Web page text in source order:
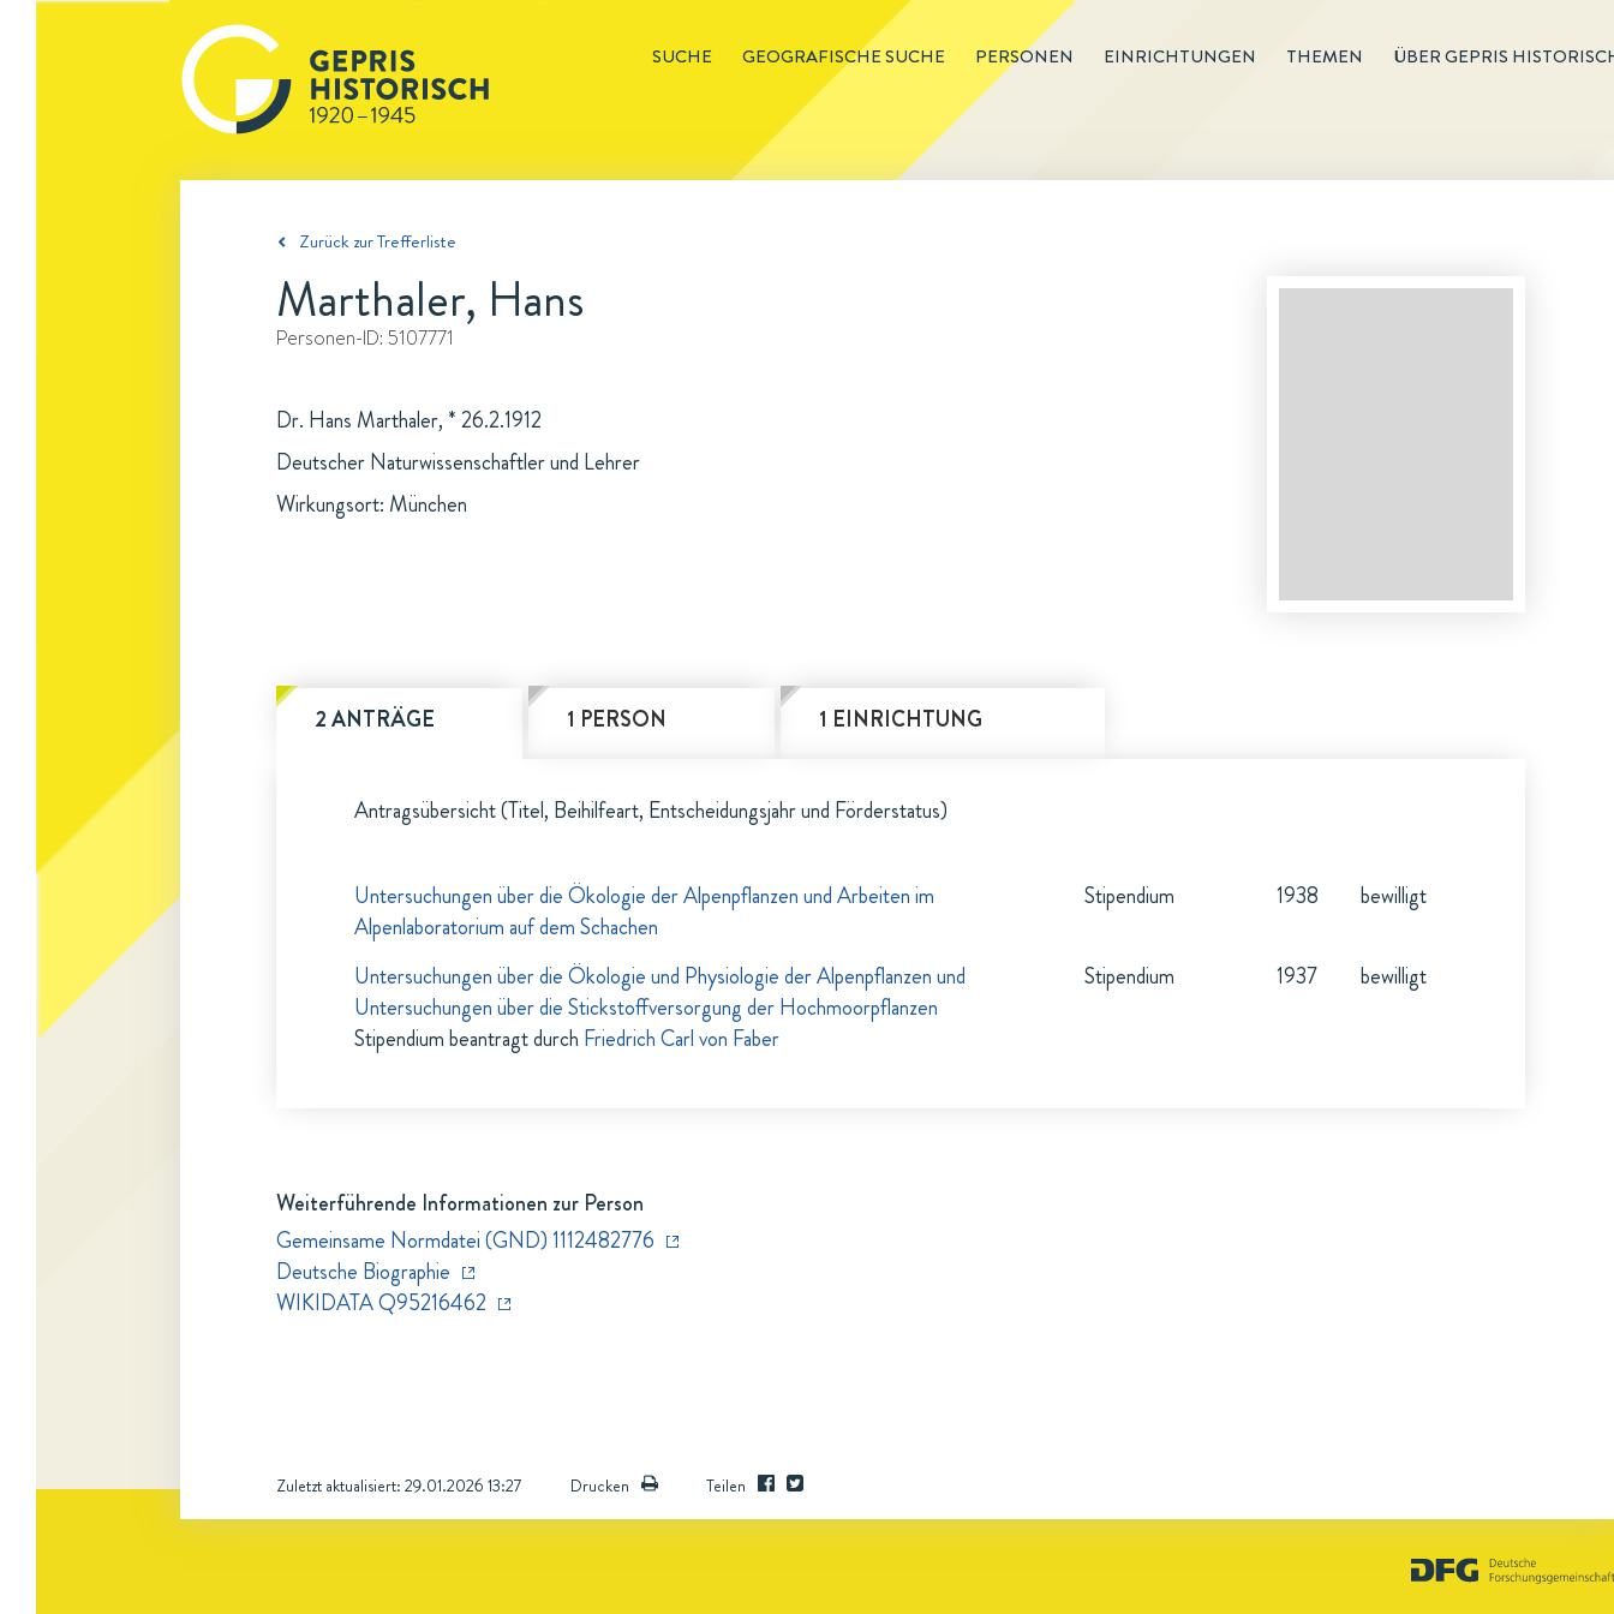
SUCHE GEOGRAFISCHE SUCHE PERSONEN EINRICHTUNGEN THEMEN ÜBER GEPRIS
Zurück zur Trefferliste
Marthaler, Hans
Personen-ID: 5107771
Dr. Hans Marthaler, * 26.2.1912
Deutscher Naturwissenschaftler und Lehrer
Wirkungsort: München
2 ANTRÄGE 1 PERSON 1 EINRICHTUNG
Antragsübersicht (Titel, Beihilfeart, Entscheidungsjahr und Förderstatus)
Untersuchungen über die Ökologie der Alpenpflanzen und Arbeiten im
Alpenlaboratorium auf dem Schachen
Stipendium 1938 bewilligt
Untersuchungen über die Ökologie und Physiologie der Alpenpflanzen und
Untersuchungen über die Stickstoffversorgung der Hochmoorpflanzen
Stipendium beantragt durch Friedrich Carl von Faber
Stipendium 1937 bewilligt
Weiterführende Informationen zur Person
Gemeinsame Normdatei (GND) 1112482776
Deutsche Biographie
WIKIDATA Q95216462
Zuletzt aktualisiert: 29.01.2026 13:27 Drucken Teilen